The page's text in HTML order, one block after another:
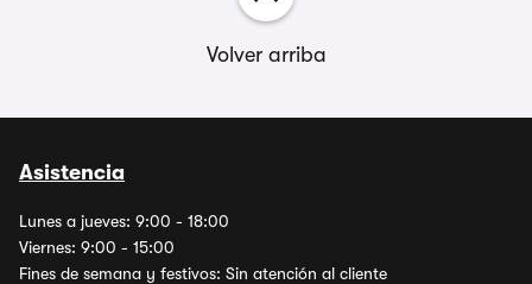
Volver arriba
Asistencia
Lunes a jueves: 9:00 - 18:00
Viernes: 9:00 - 15:00
Fines de semana y festivos: Sin atención al cliente